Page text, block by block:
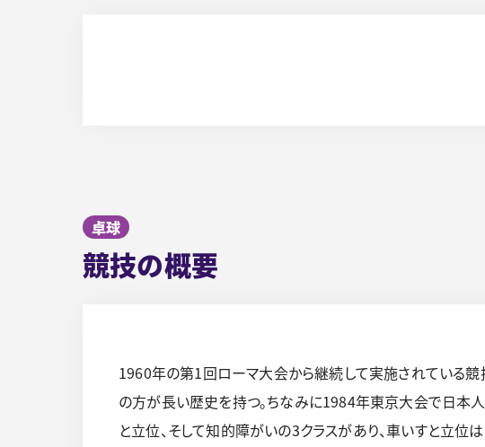
卓球
競技の概要
1960年の第1回ローマ大会から継続して実施されている競
の方が長い歴史を持つ。ちなみに1984年東京大会で日本
と立位、そして知的障がいの3クラスがあり、車いすと立